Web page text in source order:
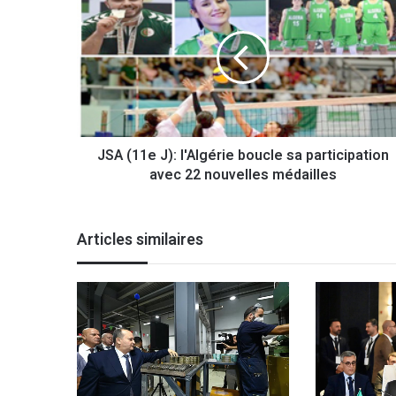
S
A
1
1
e
)
g
é
r
i
e
b
o
u
JSA (11e J): l'Algérie boucle sa participation
avec 22 nouvelles médailles
Articles similaires